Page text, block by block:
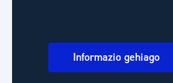
Informazio gehiago